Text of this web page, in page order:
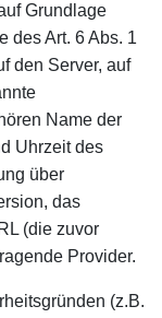
Grundlage
des Art. 6 Abs. 1
den Server, auf
Name der
Uhrzeit des
über
das
(die zuvor
Provider.
(z.B.